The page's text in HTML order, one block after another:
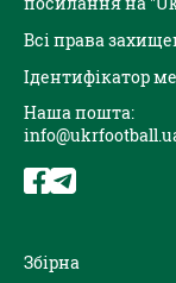
Всі права
Ідентифікатор
Наша пошта:
Збірна